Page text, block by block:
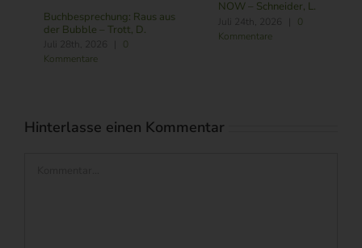
Juli 24th, 2026 | 0
Kommentare
Buchbesprechung: Führung
im Zeitalter von KI – Butler,
R./ Nitschmann, J./ Becking,
Hinterlasse einen Kommentar